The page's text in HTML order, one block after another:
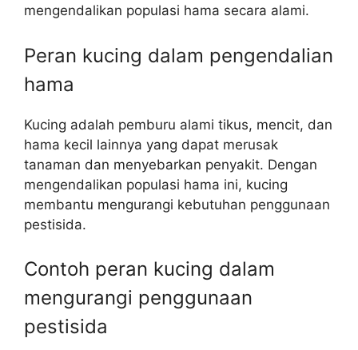
mengendalikan populasi hama secara alami.
Peran kucing dalam pengendalian
hama
Kucing adalah pemburu alami tikus, mencit, dan
hama kecil lainnya yang dapat merusak
tanaman dan menyebarkan penyakit. Dengan
mengendalikan populasi hama ini, kucing
membantu mengurangi kebutuhan penggunaan
pestisida.
Contoh peran kucing dalam
mengurangi penggunaan
pestisida